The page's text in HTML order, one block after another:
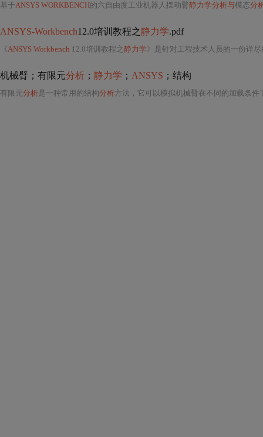
基于ANSYS WORKBENCH的六自由度工业机器人摆动臂静力学分析与模态分
ANSYS-Workbench12.0培训教程之静力学.pdf
《ANSYS Workbench 12.0培训教程之 静力学》是针对工程技术人员的一份详
机械臂；有限元分析 ； 静力学 ； ANSYS ；结构
有限元分析是一种常用的结构分析方法，它可以模拟机械臂在不同的加载条件下的响应，